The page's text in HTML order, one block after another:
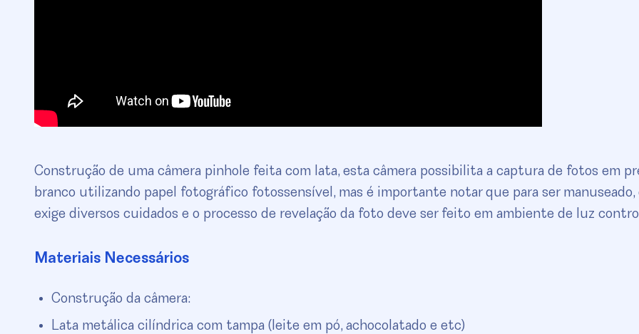
Construção de uma câmera pinhole feita com lata, esta câmera possibilita a captura de fotos em
branco utilizando papel fotográfico fotossensível, mas é importante notar que para ser manuseado,
exige diversos cuidados e o processo de revelação da foto deve ser feito em ambiente de luz
Materiais Necessários
Construção da câmera:
Lata metálica cilíndrica com tampa (leite em pó, achocolatado e etc)